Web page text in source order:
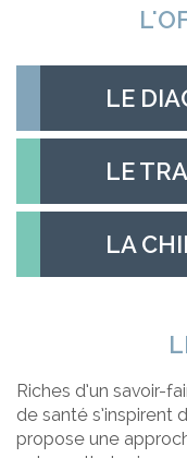
LE
LE
LA
Riches d’un savoir-
de santé s’inspirent
propose une